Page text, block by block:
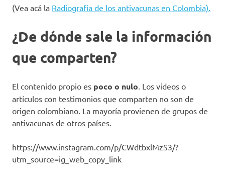
(Vea acá la Radiografía de los antivacunas en Colombia).
¿De dónde sale la información
que comparten?
El contenido propio es poco o nulo . Los videos o
artículos con testimonios que comparten no son de
origen colombiano. La mayoría provienen de grupos de
antivacunas de otros países.
https://www.instagram.com/p/CWdtbxlMzS3/?
utm_source=ig_web_copy_link